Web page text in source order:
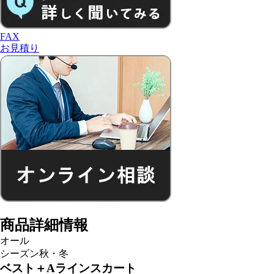
FAX
お見積り
商品詳細情報
オール
シーズン秋・冬
ベスト＋Aラインスカート